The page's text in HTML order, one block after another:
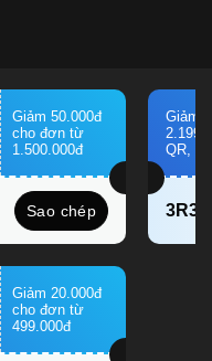
Giảm 50.000đ
cho đơn từ
1.500.000đ
Sao chép
Giảm
QR,
Giảm 20.000đ
cho đơn từ
499.000đ